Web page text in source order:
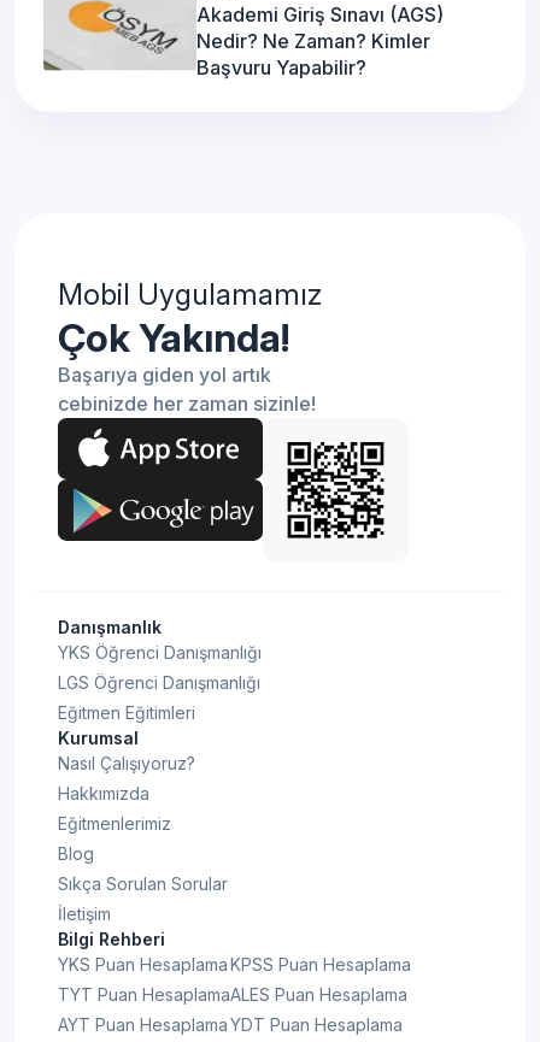
Akademi Giriş Sınavı (AGS)
Nedir? Ne Zaman? Kimler
Başvuru Yapabilir?
Mobil Uygulamamız
Çok Yakında!
Başarıya giden yol artık
cebinizde her zaman sizinle!
Danışmanlık
YKS Öğrenci Danışmanlığı
LGS Öğrenci Danışmanlığı
Eğitmen Eğitimleri
Kurumsal
Nasıl Çalışıyoruz?
Hakkımızda
Eğitmenlerimiz
Blog
Sıkça Sorulan Sorular
İletişim
Bilgi Rehberi
YKS Puan Hesaplama
TYT Puan Hesaplama
AYT Puan Hesaplama
KPSS Puan Hesaplama
ALES Puan Hesaplama
YDT Puan Hesaplama